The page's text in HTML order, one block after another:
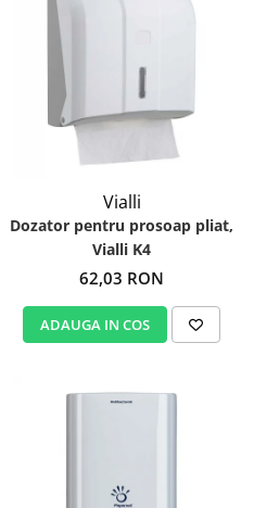
Vialli
Dozator pentru prosoap pliat,
Vialli K4
62,03 RON
ADAUGA IN COS